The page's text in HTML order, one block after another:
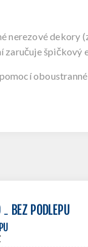
nerezové dekory
špičkový
pomocí
- BEZ PODLEPU